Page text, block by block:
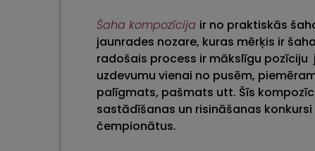
Šaha kompozīcija ir no praktiskās
jaunrades nozare, kuras mērķis ir
radošais process ir mākslīgu
uzdevumu vienai no pusēm,
palīgmats, pašmats utt. Šīs
sastādīšanas un risināšanas
čempionātus.